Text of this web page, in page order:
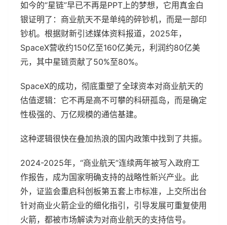
如今的“星链”早已不再是PPT上的梦想，它用真金白
银证明了：商业航天不是单纯的碎钞机，而是一部印
钞机。根据财新引述媒体资料报道，2025年，
SpaceX营收约150亿至160亿美元，利润约80亿美
元，其中星链贡献了50%至80%。
SpaceX的成功，彻底重塑了全球资本对商业航天的
估值逻辑：它不再是高不可攀的科研孤岛，而是确定
性极强的、万亿规模的通信基建。
这种逻辑很快在叠加热浪的国内政策中找到了共振。
2024-2025年，“商业航天”连续两年被写入政府工
作报告，成为国家明确支持的战略性新兴产业。此
外，证监会重启科创板第五套上市标准，上交所出台
针对商业火箭企业的细化指引，引导发展可重复使用
火箭，都被市场解读为对商业航天的支持信号。